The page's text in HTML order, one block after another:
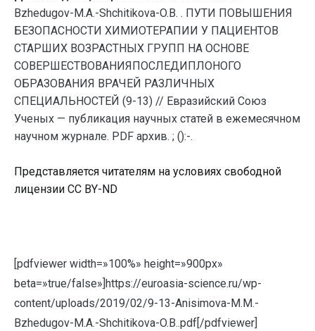
Bzhedugov-M.A.-Shchitikova-O.B. . ПУТИ ПОВЫШЕНИЯ
БЕЗОПАСНОСТИ ХИМИОТЕРАПИИ У ПАЦИЕНТОВ
СТАРШИХ ВОЗРАСТНЫХ ГРУПП НА ОСНОВЕ
СОВЕРШЕСТВОВАНИЯПОСЛЕДИПЛОНОГО
ОБРАЗОВАНИЯ ВРАЧЕЙ РАЗЛИЧНЫХ
СПЕЦИАЛЬНОСТЕЙ (9-13) // Евразийский Союз
Ученых — публикация научных статей в ежемесячном
научном журнале. PDF архив. ; ():-.
Представляется читателям на условиях свободной
лицензии CC BY-ND
[pdfviewer width=»100%» height=»900px»
beta=»true/false»]https://euroasia-science.ru/wp-
content/uploads/2019/02/9-13-Anisimova-M.M.-
Bzhedugov-M.A.-Shchitikova-O.B..pdf[/pdfviewer]